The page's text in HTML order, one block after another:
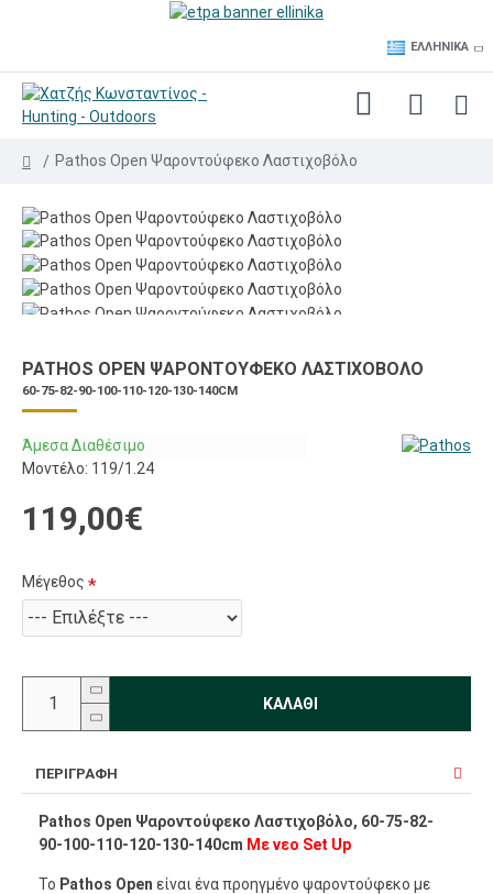
ΕΛΛΗΝΙΚΆ
Pathos Open Ψαροντούφεκο Λαστιχοβόλο
PATHOS OPEN ΨΑΡΟΝΤΟΎΦΕΚΟ ΛΑΣΤΙΧΟΒΌΛΟ
60-75-82-90-100-110-120-130-140CM
Άμεσα Διαθέσιμο
Μοντέλο: 119/1.24
119,00€
Μέγεθος
ΚΑΛΆΘΙ
ΠΕΡΙΓΡΑΦΉ
Pathos Open Ψαροντούφεκο Λαστιχοβόλο, 60-75-82-
90-100-110-120-130-140cm Με νεο Set Up
Το Pathos Open είναι ένα προηγμένο ψαροντούφεκο με